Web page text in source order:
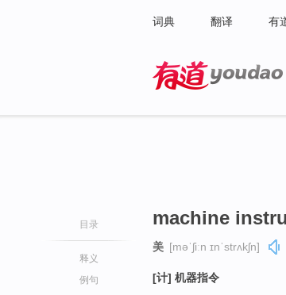
词典 翻译 有
目录
释义
例句
machine
美 [məˈʃiːn ɪnˈstrʌkʃn]
[计] 机器指令